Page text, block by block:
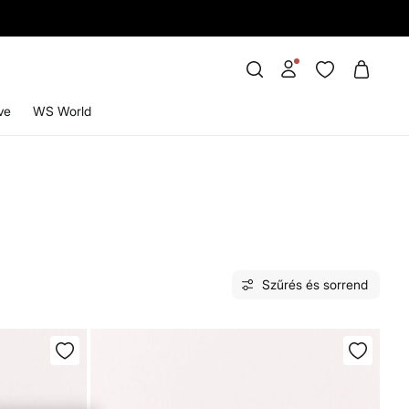
WS World
Szűrés és sorrend